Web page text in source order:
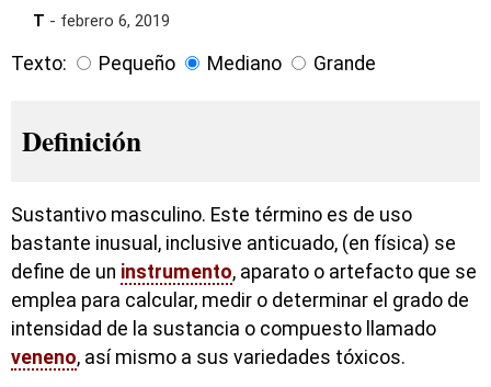
T - febrero 6, 2019
Texto: Pequeño Mediano Grande
Definición
Sustantivo masculino. Este término es de uso
bastante inusual, inclusive anticuado, (en física) se
define de un instrumento, aparato o artefacto que se
emplea para calcular, medir o determinar el grado de
intensidad de la sustancia o compuesto llamado
veneno, así mismo a sus variedades tóxicos.